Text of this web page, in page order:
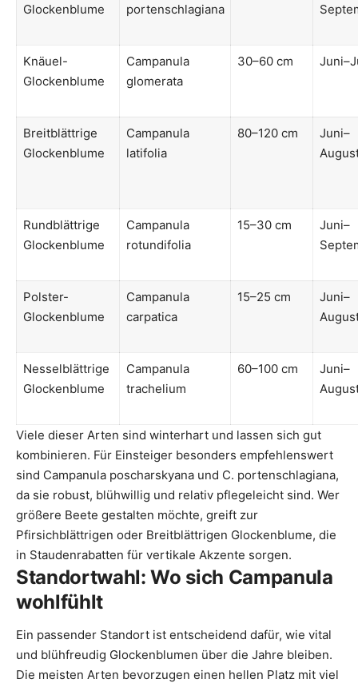
Glockenblume
portenschlagiana
Knäuel-
Glockenblume
Campanula
glomerata
30–60 cm
Breitblättrige
Glockenblume
Campanula
latifolia
80–120 cm
Juni–
Rundblättrige
Glockenblume
Campanula
rotundifolia
15–30 cm
Juni–
Polster-
Glockenblume
Campanula
carpatica
15–25 cm
Juni–
Nesselblättrige
Glockenblume
Campanula
trachelium
60–100 cm
Juni–
Viele dieser Arten sind winterhart und lassen sich gut
kombinieren. Für Einsteiger besonders empfehlenswert
sind Campanula poscharskyana und C. portenschlagiana,
da sie robust, blühwillig und relativ pflegeleicht sind. Wer
größere Beete gestalten möchte, greift zur
Pfirsichblättrigen oder Breitblättrigen Glockenblume, die
in Staudenrabatten für vertikale Akzente sorgen.
Standortwahl: Wo sich Campanula
wohlfühlt
Ein passender Standort ist entscheidend dafür, wie vital
und blühfreudig Glockenblumen über die Jahre bleiben.
Die meisten Arten bevorzugen einen hellen Platz mit viel